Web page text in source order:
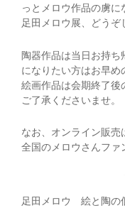
っとメロウ作品の虜に
足田メロウ展、どうぞ
陶器作品は当日お持
になりたい方はお早め
絵画作品は会期終了後
ご了承くださいませ。
なお、オンライン販売
全国のメロウさんファ
足田メロウ 絵と陶の